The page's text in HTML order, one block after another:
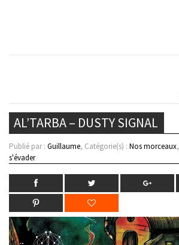
AL’TARBA – DUSTY SIGNAL
Publié par : Guillaume, Catégorie(s) : Nos morceaux,
s'évader